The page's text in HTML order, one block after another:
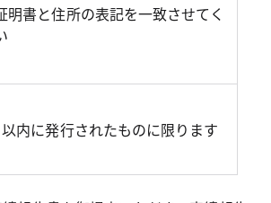
明書と住所の表記を一致させてく
内に発行されたものに限ります